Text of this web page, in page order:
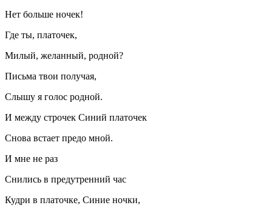
Нет больше ночек!
Где ты, платочек,
Милый, желанный, родной?
Письма твои получая,
Слышу я голос родной.
И между строчек Синий платочек
Снова встает предо мной.
И мне не раз
Снились в предутренний час
Кудри в платочке, Синие ночки,